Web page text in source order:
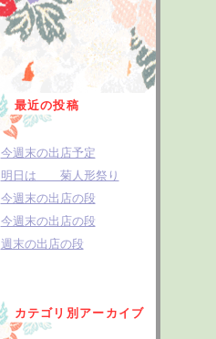
最近の投稿
今週末の出店予定
明日は 菊人形祭り
今週末の出店の段
今週末の出店の段
週末の出店の段
カテゴリ別アーカイブ